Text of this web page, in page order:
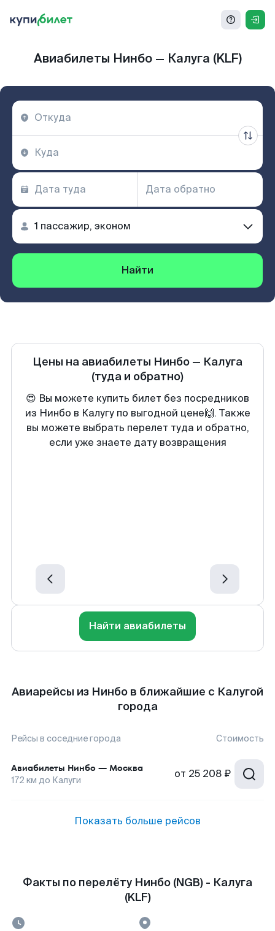
Авиабилеты Нинбо — Калуга (KLF)
Найти
Цены на авиабилеты Нинбо — Калуга
(туда и обратно)
😍 Вы можете купить билет без посредников
из Нинбо в Калугу по выгодной цене🙌. Также
вы можете выбрать перелет туда и обратно,
если уже знаете дату возвращения
Найти авиабилеты
Авиарейсы из Нинбо в ближайшие с Калугой
города
Рейсы в соседние города Стоимость
Авиабилеты Нинбо — Москва
172 км до Калуги от 25 208 ₽
Показать больше рейсов
Факты по перелёту Нинбо (NGB) - Калуга
(KLF)